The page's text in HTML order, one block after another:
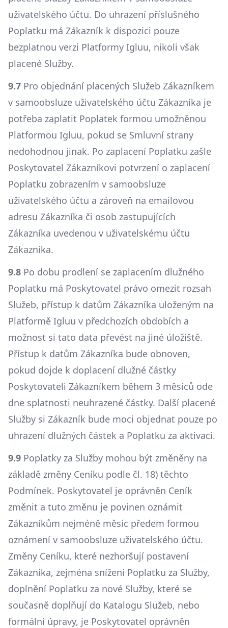
uživatelského účtu. Do uhrazení příslušného
Poplatku má Zákazník k dispozici pouze
bezplatnou verzi Platformy Igluu, nikoli však
placené Služby.
9.7 Pro objednání placených Služeb Zákazníkem
v samoobsluze uživatelského účtu Zákazníka je
potřeba zaplatit Poplatek formou umožněnou
Platformou Igluu, pokud se Smluvní strany
nedohodnou jinak. Po zaplacení Poplatku zašle
Poskytovatel Zákazníkovi potvrzení o zaplacení
Poplatku zobrazením v samoobsluze
uživatelského účtu a zároveň na emailovou
adresu Zákazníka či osob zastupujících
Zákazníka uvedenou v uživatelskému účtu
Zákazníka.
9.8 Po dobu prodlení se zaplacením dlužného
Poplatku má Poskytovatel právo omezit rozsah
Služeb, přístup k datům Zákazníka uloženým na
Platformě Igluu v předchozích obdobích a
možnost si tato data převést na jiné úložiště.
Přístup k datům Zákazníka bude obnoven,
pokud dojde k doplacení dlužné částky
Poskytovateli Zákazníkem během 3 měsíců ode
dne splatnosti neuhrazené částky. Další placené
Služby si Zákazník bude moci objednat pouze po
uhrazení dlužných částek a Poplatku za aktivaci.
9.9 Poplatky za Služby mohou být změněny na
základě změny Ceníku podle čl. 18) těchto
Podmínek. Poskytovatel je oprávněn Ceník
změnit a tuto změnu je povinen oznámit
Zákazníkům nejméně měsíc předem formou
oznámení v samoobsluze uživatelského účtu.
Změny Ceníku, které nezhoršují postavení
Zákazníka, zejména snížení Poplatku za Služby,
doplnění Poplatku za nové Služby, které se
současně doplňují do Katalogu Služeb, nebo
formální úpravy, je Poskytovatel oprávněn